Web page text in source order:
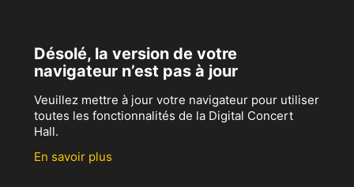
Désolé, la version de votre
navigateur n’est pas à jour
Veuillez mettre à jour votre navigateur pour utiliser
toutes les fonctionnalités de la Digital Concert
Hall.
En savoir plus